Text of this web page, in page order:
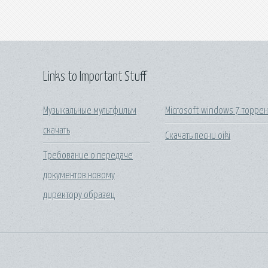
Links to Important Stuff
Музыкальные мультфильм
скачать
Требование о передаче
документов новому
директору образец
Microsoft windows 7
Скачать песни oiki